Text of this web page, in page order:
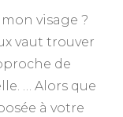
visage ?
vaut trouver
de
… Alors que
à votre